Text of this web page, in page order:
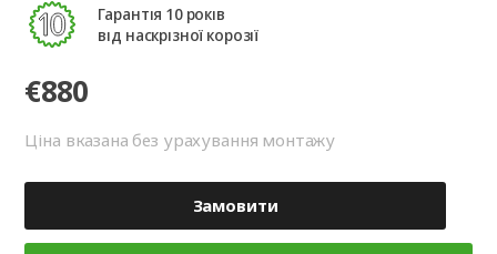
Гарантія 10 років
від наскрізної корозії
€880
Ціна вказана без урахування монтажу
Замовити